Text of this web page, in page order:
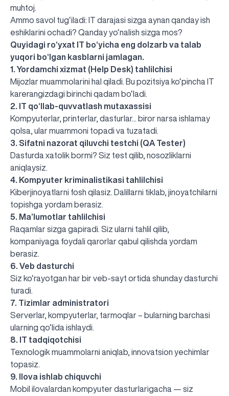
muhtoj.
Ammo savol tug‘iladi: IT darajasi sizga aynan qanday ish
eshiklarini ochadi? Qanday yo‘nalish sizga mos?
Quyidagi ro‘yxat IT bo‘yicha eng dolzarb va talab
yuqori bo‘lgan kasblarni jamlagan.
1. Yordamchi xizmat (Help Desk) tahlilchisi
Mijozlar muammolarini hal qiladi. Bu pozitsiya ko‘pincha IT
karerangizdagi birinchi qadam bo‘ladi.
2. IT qo‘llab-quvvatlash mutaxassisi
Kompyuterlar, printerlar, dasturlar... biror narsa ishlamay
qolsa, ular muammoni topadi va tuzatadi.
3. Sifatni nazorat qiluvchi testchi (QA Tester)
Dasturda xatolik bormi? Siz test qilib, nosozliklarni
aniqlaysiz.
4. Kompyuter kriminalistikasi tahlilchisi
Kiberjinoyatlarni fosh qilasiz. Dalillarni tiklab, jinoyatchilarni
topishga yordam berasiz.
5. Ma’lumotlar tahlilchisi
Raqamlar sizga gapiradi. Siz ularni tahlil qilib,
kompaniyaga foydali qarorlar qabul qilishda yordam
berasiz.
6. Veb dasturchi
Siz ko‘rayotgan har bir veb-sayt ortida shunday dasturchi
turadi.
7. Tizimlar administratori
Serverlar, kompyuterlar, tarmoqlar – bularning barchasi
ularning qo‘lida ishlaydi.
8. IT tadqiqotchisi
Texnologik muammolarni aniqlab, innovatsion yechimlar
topasiz.
9. Ilova ishlab chiquvchi
Mobil ilovalardan kompyuter dasturlarigacha — siz